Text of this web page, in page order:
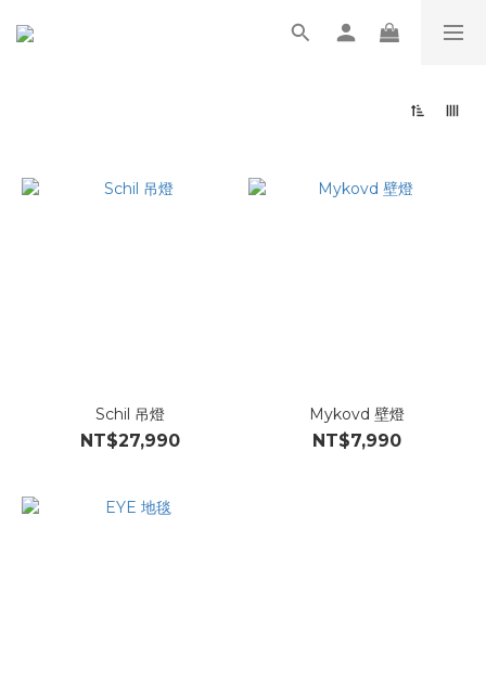
Schil 吊燈
NT$27,990
Mykovd 壁燈
NT$7,990